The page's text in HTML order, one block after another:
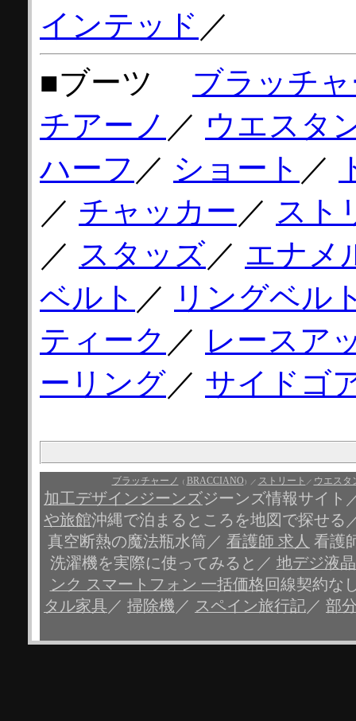
インテッド ／
■ブーツ ブラッチ
チアーノ ／ ウエスタ
ハーフ ／ ショート ／
／ チャッカー ／ スト
／ スタッズ／ エナメ
ベルト ／ リングベル
ティーク ／ レースア
ーリング／ サイドゴ
ブラッチャーノ （ BRACCIANO ）／ ストリート ／ ウエスタ
加工デザインジーンズジーンズ情報サイト
や旅館沖縄で泊まるところを地図で探せる
真空断熱の魔法瓶水筒／ 看護師 求人 看護
洗濯機を実際に使ってみると／ 地デジ液
ンク スマートフォン 一括価格回線契約な
タル家具 ／ 掃除機 ／ スペイン旅行記／ 部